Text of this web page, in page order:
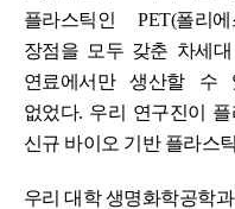
플라스틱인PET(폴리에
장점을 모두 갖춘 차세
연료에서만 생산할 수
없었다. 우리 연구진이
신규 바이오 기반 플라스
우리 대학 생명화학공학